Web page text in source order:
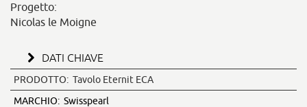
Progetto:
Nicolas le Moigne
DATI CHIAVE
PRODOTTO: Tavolo Eternit ECA
MARCHIO: Swisspearl